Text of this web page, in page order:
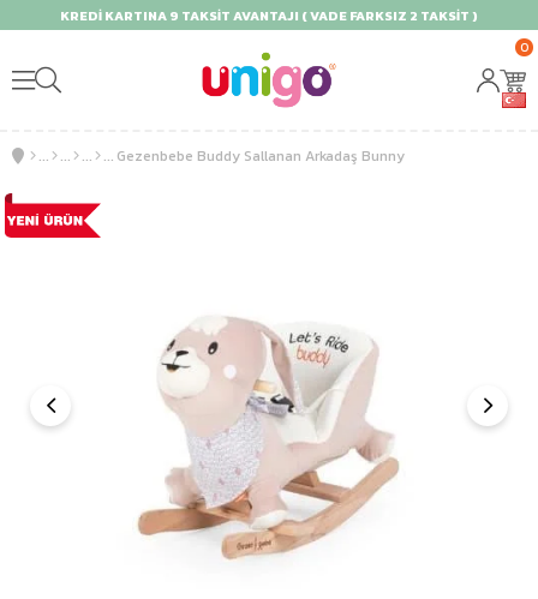
KREDİ KARTINA 9 TAKSİT AVANTAJI ( VADE FARKSIZ 2 TAKSİT )
0
Gezenbebe Buddy Sallanan Arkadaş Bunny